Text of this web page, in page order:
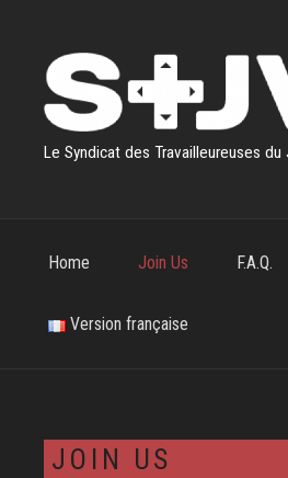
Le Syndicat des Travailleureuses
Home Join Us F.A.Q.
Version française
JOIN US